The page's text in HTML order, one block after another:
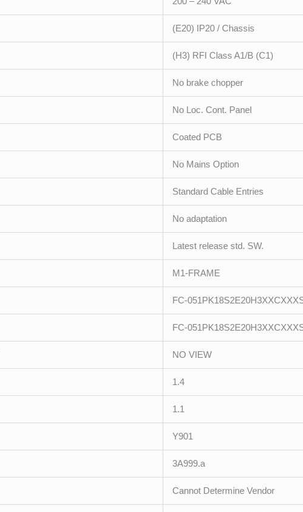
(E20) IP20 / Chassis
(H3) RFI Class A1/B (C1)
No brake chopper
No Loc. Cont. Panel
Coated PCB
No Mains Option
Standard Cable Entries
No adaptation
Latest release std. SW.
M1-FRAME
FC-
FC-
NO VIEW
1.4
1.1
Y901
3A999.a
Cannot Determine Vendor